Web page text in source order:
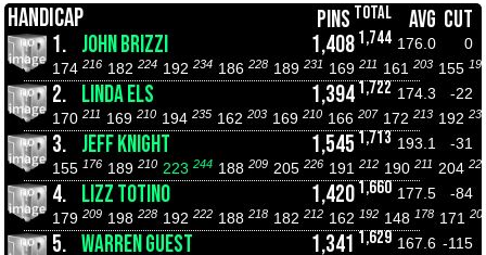
HANDICAP PINS TOTAL AVG CUT
1. JOHN BRIZZI 1,408 1,744 176.0
0
174 216 182 224 192 234 186 228 189 231 169 211 161 203 155
2. LINDA ELS 1,3941,722 174.3
-22
170 211 169 210 194 235 162 203 169 210 166 207 172 213 192
3. JEFF KNIGHT 1,545 1,713 193.1
-31
155 176 189 210 223 244 188 209 205 226 191 212 190 211 204
4. LIZZ TOTINO 1,4201,660 177.5
-84
179 209 198 228 192 222 188 218 182 212 162 192 148 178 171
5. WARREN GUEST 1,341 1,629 167.6 -115